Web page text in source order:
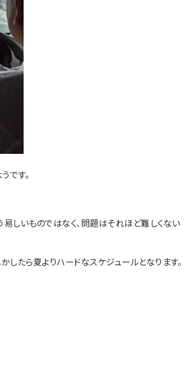
です。
しいものではなく、問題はそれほど難しくない
たら夏よりハードなスケジュールとなります。